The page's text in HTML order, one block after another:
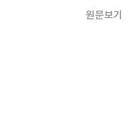
원문보기